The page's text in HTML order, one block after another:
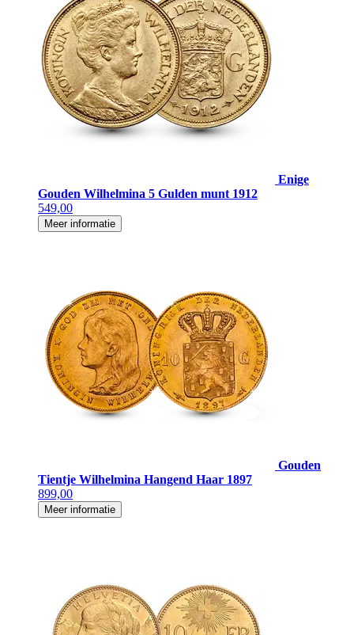
Enige
Gouden Wilhelmina 5 Gulden munt 1912
549,00
Meer informatie
Gouden
Tientje Wilhelmina Hangend Haar 1897
899,00
Meer informatie